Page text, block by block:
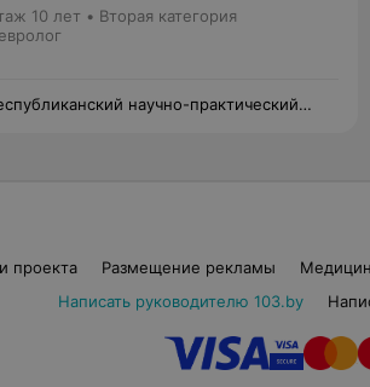
10 лет • Вторая категория
научно-практический
проекта Размещение рекламы
Написать руководителю 103.by